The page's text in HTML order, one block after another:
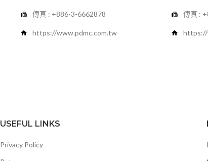
傳真 : +886-3-6662878
https://www.pdmc.com.tw
傳真 :
https://
USEFUL LINKS
Privacy Policy